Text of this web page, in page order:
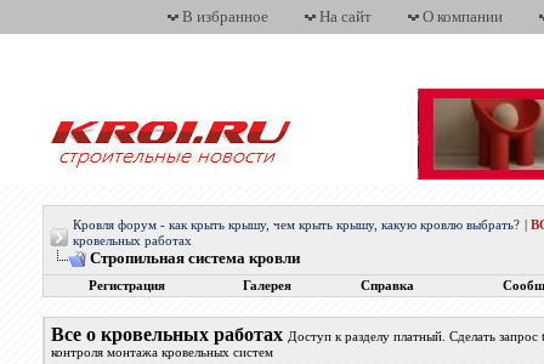
В избранное На сайт О компании
Кровля форум - как крыть крышу, чем крыть крышу, какую кровлю выбрать?
кровельных работах
Стропильная система кровли
Регистрация Галерея Справка
Все о кровельных работах Доступ к разделу платный. Сделать
контроля монтажа кровельных систем